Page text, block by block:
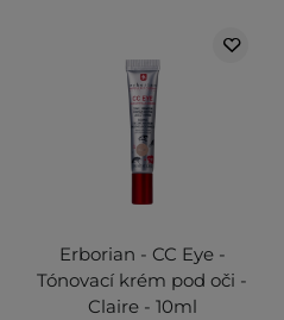
Erborian - CC Eye -
Tónovací krém pod oči -
Claire - 10ml